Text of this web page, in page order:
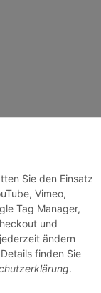
Sie den Einsatz
Vimeo,
Tag Manager,
und
ändern
finden Sie
.